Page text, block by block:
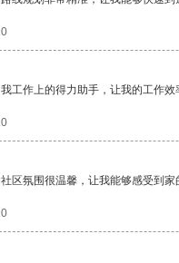
工作上的得力助手，让我的工作
区氛围很温馨，让我能够感受到家